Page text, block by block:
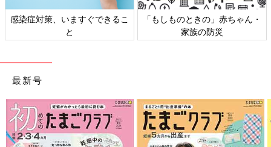
感染症対策、いますぐできるこ
と
「もしものときの」赤ちゃん・
家族の防災
最新号